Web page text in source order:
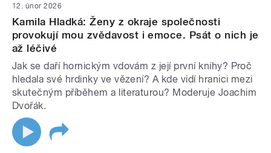
12. únor 2026
Kamila Hladká: Ženy z okraje společnosti
provokují mou zvědavost i emoce. Psát o nich je
až léčivé
Jak se daří hornickým vdovám z její první knihy? Proč
hledala své hrdinky ve vězení? A kde vidí hranici mezi
skutečným příběhem a literaturou? Moderuje Joachim
Dvořák.